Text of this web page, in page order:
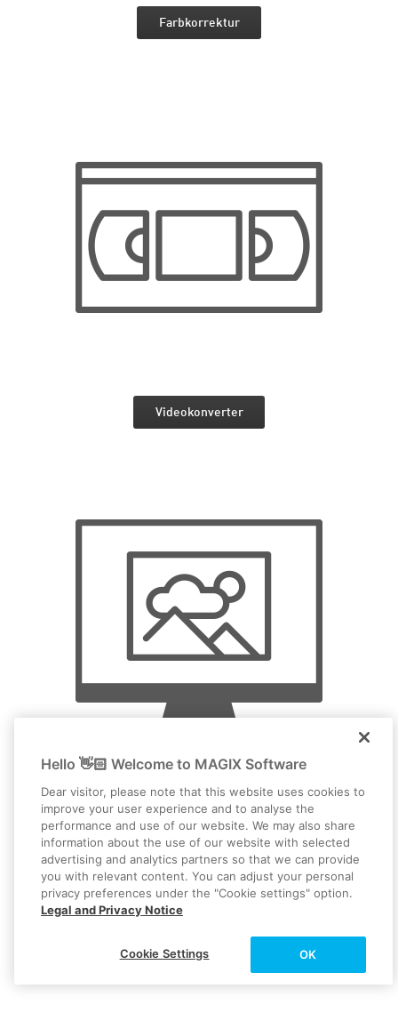
Farbkorrektur
Videokonverter
Postproduktion
Hello 👋🏻 Welcome to MAGIX Software
Dear visitor, please note that this website uses cookies to
improve your user experience and to analyse the
performance and use of our website. We may also share
information about the use of our website with selected
advertising and analytics partners so that we can provide
you with relevant content. You can adjust your personal
privacy preferences under the "Cookie settings" option.
Legal and Privacy Notice
OK
Cookie Settings